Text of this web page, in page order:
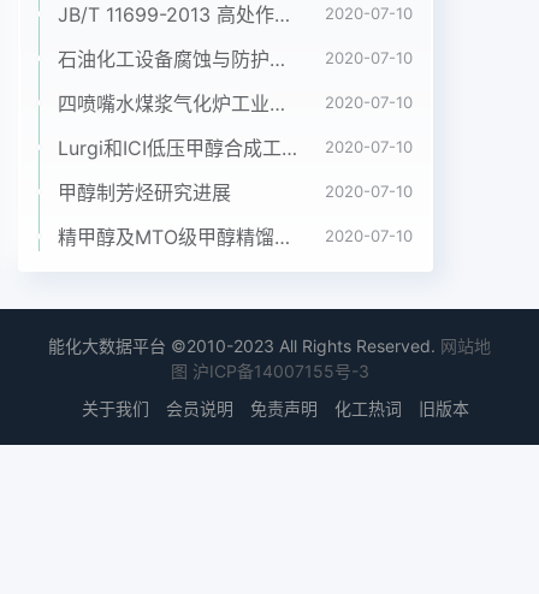
气化温度由300 K递增至1 500 K,气化剂有高度的热
力学--致性,已经被证明对燃烧过程及用量指标ER
=0.1、S/C =0.2。化学平衡组成计算是十分有效的
(s.6,8),是目前较由图1可以看出:在所考查的温度范围
内,煤气为通用的计算方法。这种方法从热力学平衡
的基本化体中国煤化工4、Co、CO2、H、概念出
态,可将煤:FYHCNMHG收稿日期:008-1106作者简
介:崔海琴( 1977 - ),女,山西长治人,助理工程师,从事
煤化工管理工作。342009年2月崔海琴等:煤气化体
系热力学平衡分析_第18卷第2期气化过程大致分为
三个部分:第-阶段,在气化温度的摩尔分率变化比较剧
烈,平衡分布曲线出现交错。由300K升高到400K过
JB/T 11699-2013 高处作业吊篮安装、拆卸、使用技术规程 2020-07-10
石油化工设备腐蚀与防护参考书十本免费下载，绝版珍藏 2020-07-10
四喷嘴水煤浆气化炉工业应用情况简介 2020-07-10
Lurgi和ICI低压甲醇合成工艺比较 2020-07-10
甲醇制芳烃研究进展 2020-07-10
精甲醇及MTO级甲醇精馏工艺技术进展 2020-07-10
能化大数据平台 ©2010-2023 All Rights Reserved. 网站地
图 沪ICP备14007155号-3
关于我们
会员说明 免责声明 化工热词 旧版本